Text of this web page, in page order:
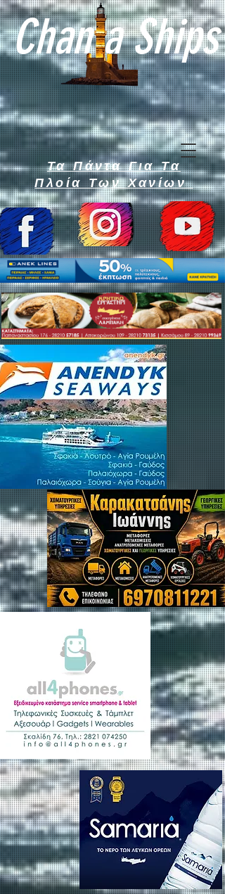
Chan a Ships
Τα Πάντα Για Τα
Πλοία Των Χανίων